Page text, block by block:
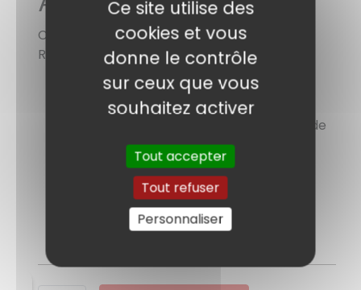
Code sage : 7788119
Référence : 3.0C-H5SL-BO1-IR
Bullet
Résolution de 3 Mpx 3.1-8.4mm
WDR (contraste dynamique - gestion de
contre jour)
LEDs infra-rouge
Etanchéité IP66
Alimentation PoE
Ce site utilise des
cookies et vous
donne le contrôle
sur ceux que vous
souhaitez activer
Tout accepter
Tout refuser
Personnaliser